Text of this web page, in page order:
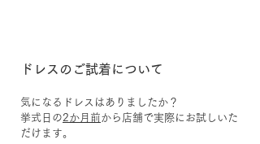
ドレスのご試着について
気になるドレスはありましたか？
挙式日の2か月前から店舗で実際にお試しいた
だけます。